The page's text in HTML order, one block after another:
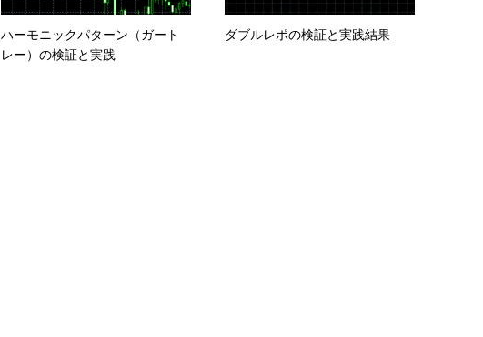
ハーモニックパターン（ガート
レー）の検証と実践
ダブルレポの検証と実践結果